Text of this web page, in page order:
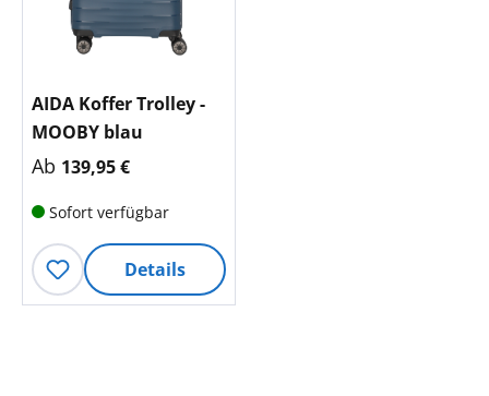
AIDA Koffer Trolley -
MOOBY blau
aktueller Preis:
Ab 139,95 €
Sofort verfügbar
Details